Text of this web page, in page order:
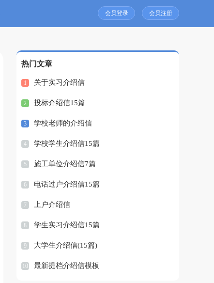
会员登录 会员注册
热门文章
1 关于实习介绍信
2 投标介绍信15篇
3 学校老师的介绍信
4 学校学生介绍信15篇
5 施工单位介绍信7篇
6 电话过户介绍信15篇
7 上户介绍信
8 学生实习介绍信15篇
9 大学生介绍信(15篇)
10 最新提档介绍信模板